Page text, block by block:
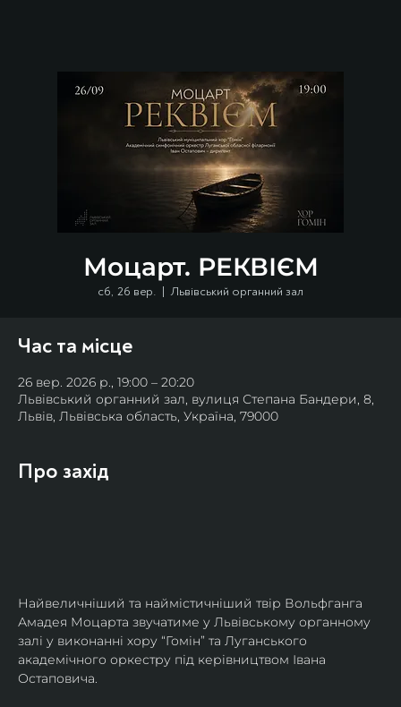
Моцарт. РЕКВІЄМ
сб, 26 вер.
  |
Львівський органний зал
Час та місце
26 вер. 2026 р., 19:00 – 20:20
Львівський органний зал, вулиця Степана Бандери, 8,
Львів, Львівська область, Україна, 79000
Про захід
Найвеличніший та наймістичніший твір Вольфганга
Амадея Моцарта звучатиме у Львівському органному
залі у виконанні хору “Гомін” та Луганського
академічного оркестру під керівництвом Івана
Остаповича.